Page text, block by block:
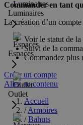
Luminaires
Espaces
Outlet
Commander en tant
La création d’un
Voir le statut de la
Suivi de la
Commandez plus
Créer un compte
Allez au contenu
Accueil
/ Armoires
/ Bahuts